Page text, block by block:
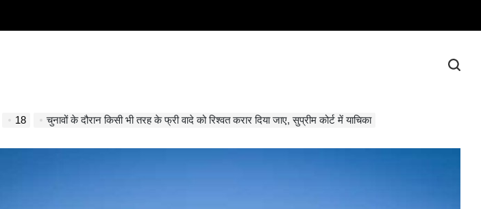
18 चुनावों के दौरान किसी भी तरह के फ्री वादे को रिश्वत करार दिया जाए, सुप्रीम कोर्ट में याचिका